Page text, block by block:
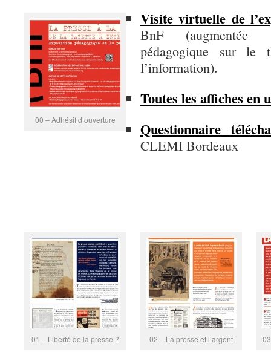
00 – Adhésif d’ouverture
Visite virtuelle de
BnF (augmentée
pédagogique sur le
l’information).
Toutes les affiches en
Questionnaire
CLEMI Bordeaux
01 – Liberté de la presse ? 02 – La presse et l’argent